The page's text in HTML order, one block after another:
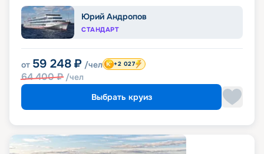
Юрий Андропов
СТАНДАРТ
от 59 248 ₽ /чел
64 400₽ /чел
+2 027
Выбрать круиз